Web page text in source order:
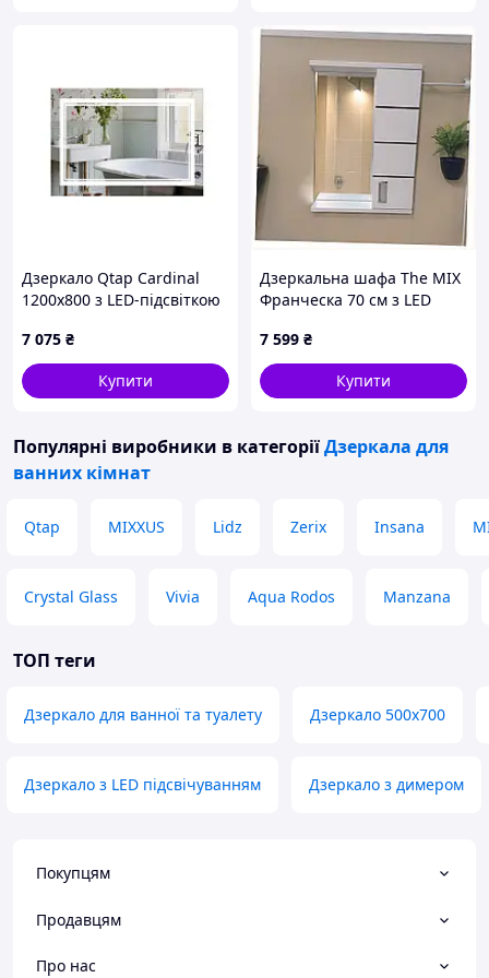
Дзеркало Qtap Cardinal
1200х800 з LED-підсвіткою
антизапотіванням, з
димером, р. темп. кольори
(3000-6500 K)
7 075 ₴
Купити
Дзеркальна шафа The MIX
Франческа 70 см з LED
7 599 ₴
Купити
Популярні виробники в категоріїДзеркала для
ванних кімнат
Qtap MIXXUS Lidz Zerix Insana
Crystal Glass Vivia Aqua Rodos Manzana
ТОП теги
Дзеркало для ванної та туалету Дзеркало 500х700
Дзеркало з LED підсвічуванням Дзеркало з димером
Покупцям
Продавцям
Про нас